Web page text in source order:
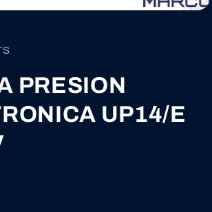
PRESION
UP14/E